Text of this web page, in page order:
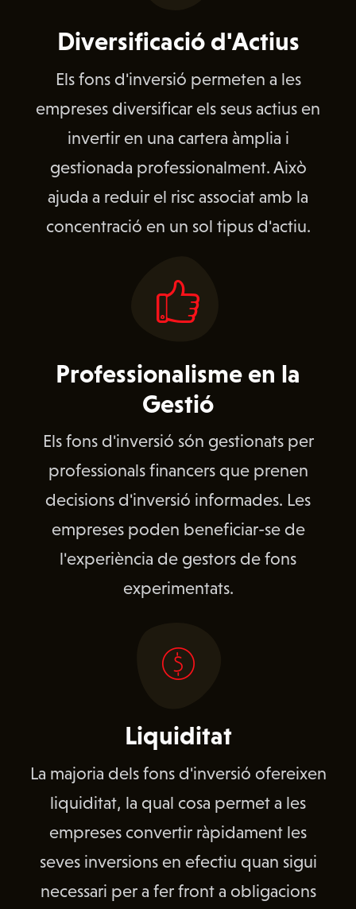
Diversificació d'Actius
Els fons d'inversió permeten a les
empreses diversificar els seus actius en
invertir en una cartera àmplia i
gestionada professionalment. Això
ajuda a reduir el risc associat amb la
concentració en un sol tipus d'actiu.
Professionalisme en la
Gestió
Els fons d'inversió són gestionats per
professionals financers que prenen
decisions d'inversió informades. Les
empreses poden beneficiar-se de
l'experiència de gestors de fons
experimentats.
Liquiditat
La majoria dels fons d'inversió ofereixen
liquiditat, la qual cosa permet a les
empreses convertir ràpidament les
seves inversions en efectiu quan sigui
necessari per a fer front a obligacions